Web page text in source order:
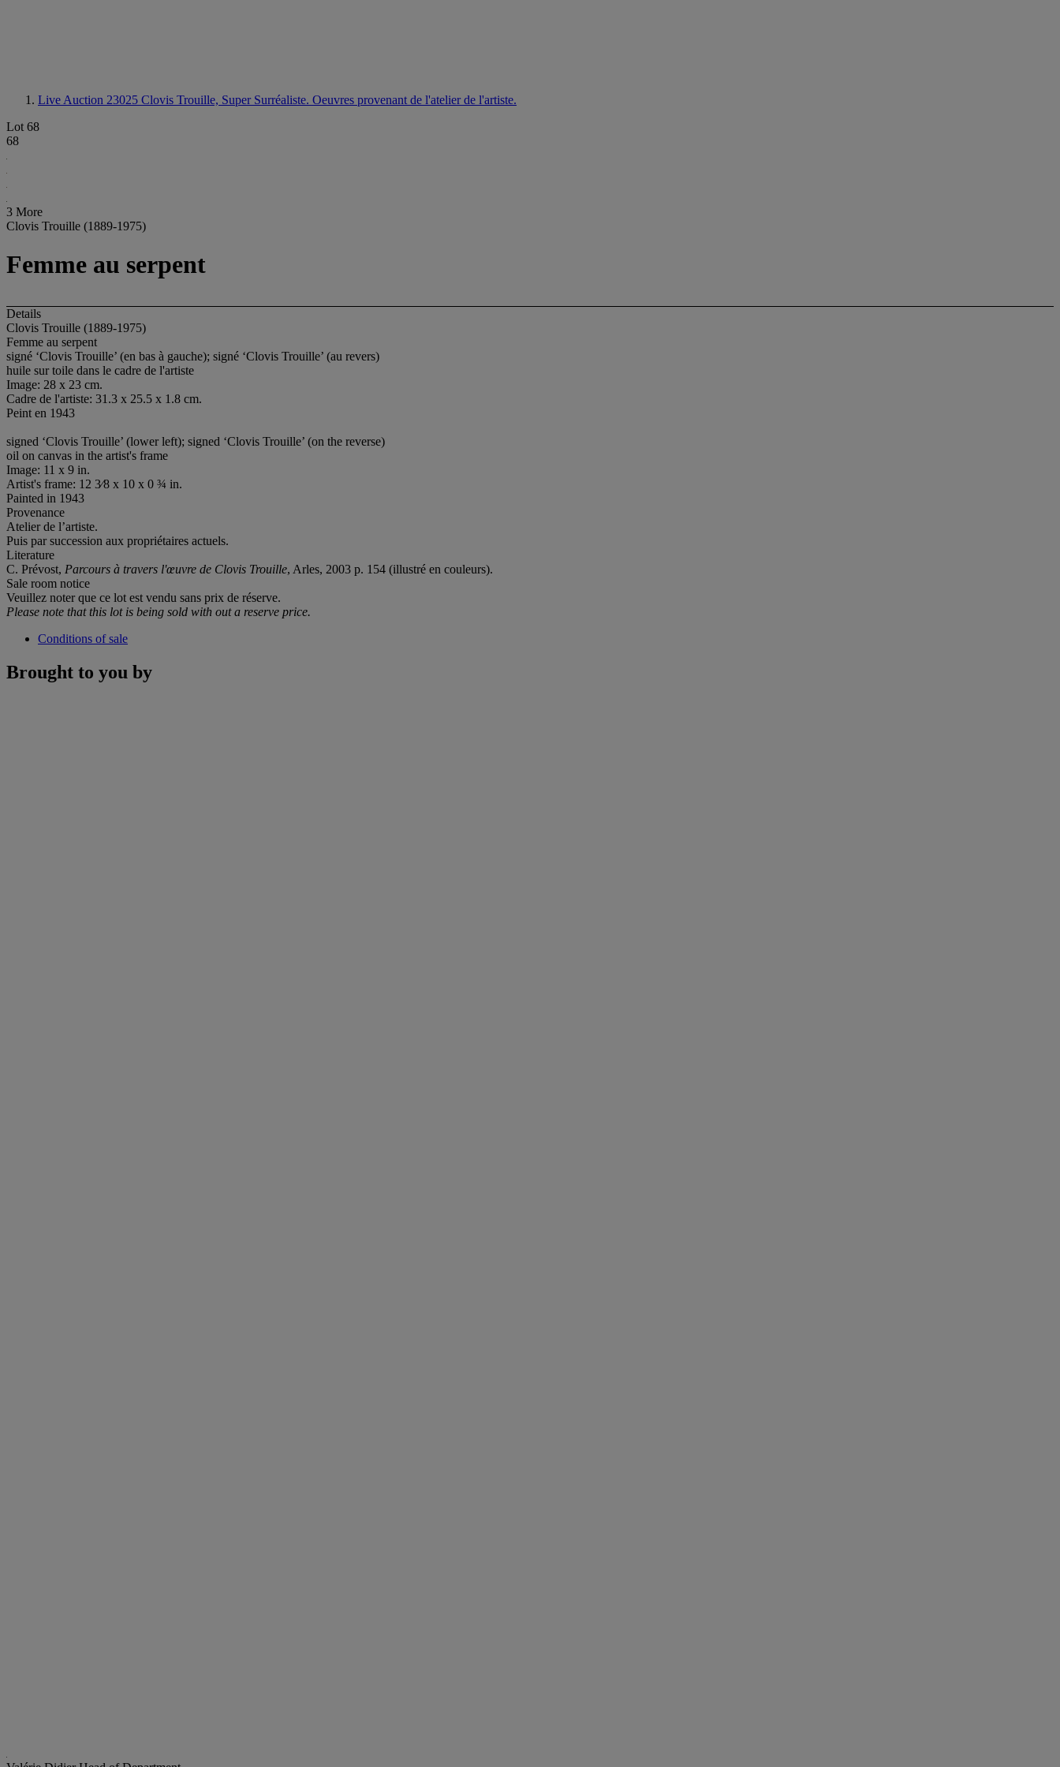
Live Auction 23025 Clovis Trouille, Super Surréaliste. Oeuvres provenant de l'atelier de l'artiste.
Lot 68
68
3 More
Clovis Trouille (1889-1975)
Femme au serpent
Details
Clovis Trouille (1889-1975)
Femme au serpent
signé ‘Clovis Trouille’ (en bas à gauche); signé ‘Clovis Trouille’ (au revers)
huile sur toile dans le cadre de l'artiste
Image: 28 x 23 cm.
Cadre de l'artiste: 31.3 x 25.5 x 1.8 cm.
Peint en 1943
signed ‘Clovis Trouille’ (lower left); signed ‘Clovis Trouille’ (on the reverse)
oil on canvas in the artist's frame
Image: 11 x 9 in.
Artist's frame: 12 3⁄8 x 10 x 0 ¾ in.
Painted in 1943
Provenance
Atelier de l’artiste.
Puis par succession aux propriétaires actuels.
Literature
C. Prévost, Parcours à travers l'œuvre de Clovis Trouille, Arles, 2003 p. 154 (illustré en couleurs).
Sale room notice
Veuillez noter que ce lot est vendu sans prix de réserve.
Please note that this lot is being sold with out a reserve price.
Conditions of sale
Brought to you by